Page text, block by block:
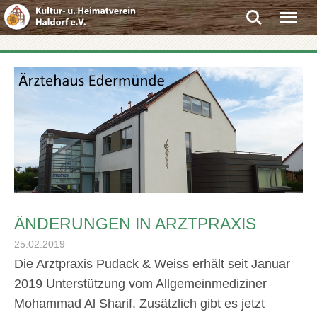
SearchMenu
ÄNDERUNGEN IN ARZTPRAXIS
25.02.2019
Die Arztpraxis Pudack & Weiss erhält seit Januar
2019 Unterstützung vom Allgemeinmediziner
Mohammad Al Sharif. Zusätzlich gibt es jetzt